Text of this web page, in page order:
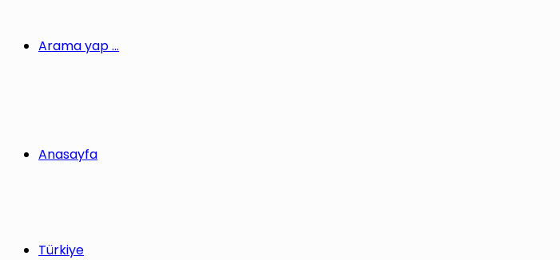
Arama yap ...
Anasayfa
Türkiye